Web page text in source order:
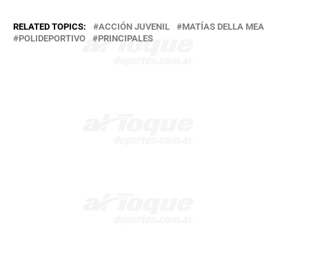
RELATED TOPICS: ACCIÓN JUVENIL
MATÍAS DELLA MEA
POLIDEPORTIVO
PRINCIPALES